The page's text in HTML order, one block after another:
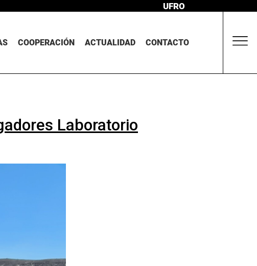
UFRO
COOPERACIÓN ACTUALIDAD CONTACTO
Laboratorio